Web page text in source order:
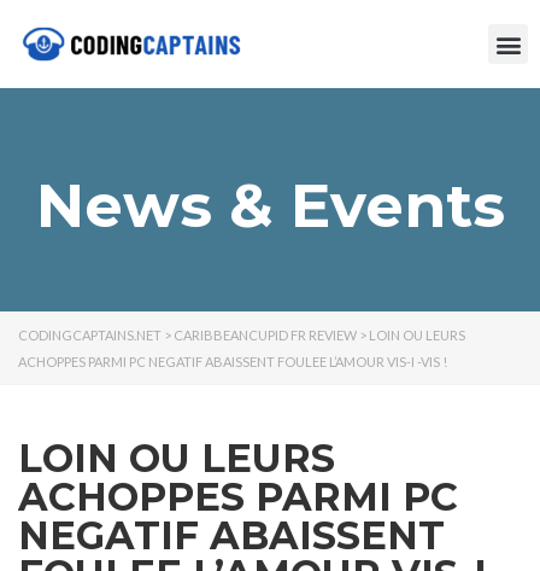
News & Events
CODINGCAPTAINS.NET > CARIBBEANCUPID FR REVIEW > LOIN OU LEURS
ACHOPPES PARMI PC NEGATIF ABAISSENT FOULEE L’AMOUR VIS-I -VIS !
LOIN OU LEURS
ACHOPPES PARMI PC
NEGATIF ABAISSENT